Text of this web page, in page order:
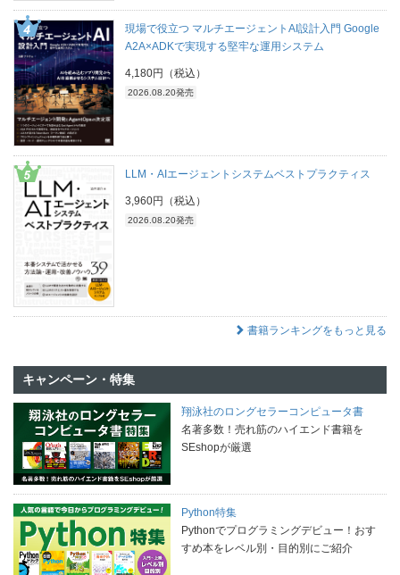
現場で役立つ マルチエージェントAI設計入門 Google
A2A×ADKで実現する堅牢な運用システム
4,180円（税込）
2026.08.20発売
LLM・AIエージェントシステムベストプラクティス
3,960円（税込）
2026.08.20発売
書籍ランキングをもっと見る
キャンペーン・特集
翔泳社のロングセラーコンピュータ書
名著多数！売れ筋のハイエンド書籍を
SEshopが厳選
Python特集
Pythonでプログラミングデビュー！おす
すめ本をレベル別・目的別にご紹介